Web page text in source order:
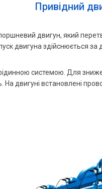
Привідний
двигун, який
двигуна здійснюється
системою. Для
двигуні встановлені